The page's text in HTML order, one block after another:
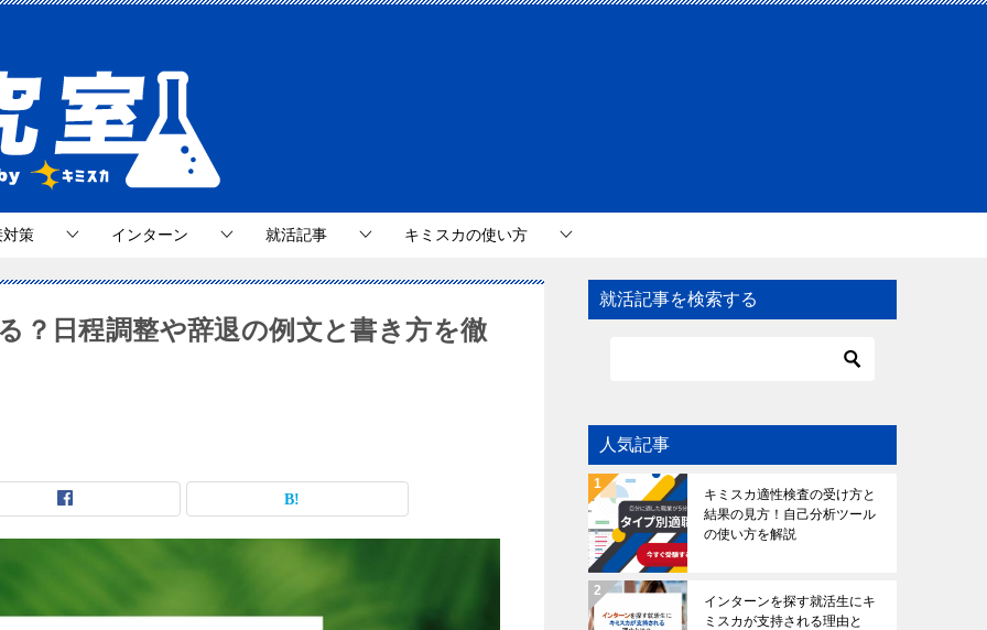
対策 インターン 就活記事 キミスカの使い方
？日程調整や辞退の例文と書き方を徹
就活記事を検索する
人気記事
キミスカ適性検査の受け方と
結果の見方！自己分析ツール
の使い方を解説
インターンを探す就活生にキ
ミスカが支持される理由と